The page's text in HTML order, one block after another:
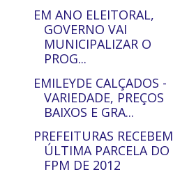
EM ANO ELEITORAL,
GOVERNO VAI
MUNICIPALIZAR O
PROG...
EMILEYDE CALÇADOS -
VARIEDADE, PREÇOS
BAIXOS E GRA...
PREFEITURAS RECEBEM
ÚLTIMA PARCELA DO
FPM DE 2012